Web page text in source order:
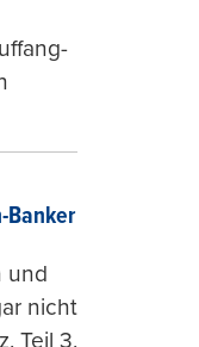
Banker
und
nicht
Teil 3.